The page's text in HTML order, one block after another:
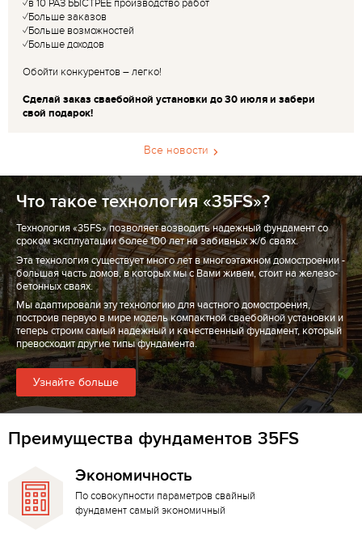
✓в 10 РАЗ БЫСТРЕЕ производство работ
✓Больше заказов
✓Больше возможностей
✓Больше доходов
Обойти конкурентов – легко!
Сделай заказ сваебойной установки до 30 июля и забери
свой подарок!
Все новости
Что такое технология «35FS»?
Технология «35FS» позволяет возводить надежный фундамент со
сроком эксплуатации более 100 лет на забивных ж/б сваях.
Эта технология существует много лет в многоэтажном домостроении -
большая часть домов, в которых мы с Вами живем, стоит на железо-
бетонных сваях.
Мы адаптировали эту технологию для частного домостроения,
построив первую в мире модель компактной сваебойной установки и
теперь строим самый надежный и качественный фундамент, который
превосходит другие типы фундамента.
Узнайте больше
Преимущества фундаментов 35FS
Экономичность
По совокупности параметров свайный
фундамент самый экономичный